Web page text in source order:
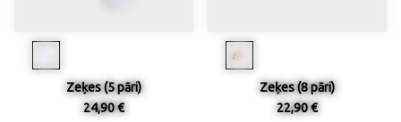
Zeķes (5 pāri)
24,90 €
Zeķes (8 pāri)
22,90 €